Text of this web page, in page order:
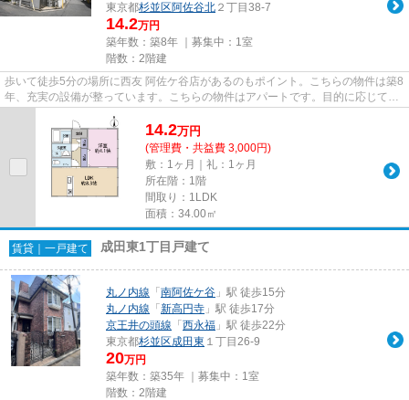
東京都杉並区阿佐谷北 ２丁目38-7
14.2万円
築年数：築8年 ｜募集中： 1室
階数：2階建
歩いて徒歩5分の場所に西友 阿佐ケ谷店があるのもポイント。こちらの物件は築8
年、充実の設備が整っています。こちらの物件はアパートです。目的に応じて駅
14.2万円
(管理費・共益費 3,000円)
敷：1ヶ月｜礼：1ヶ月
所在階：1階
間取り：1LDK
面積：34.00㎡
賃貸｜一戸建て 成田東1丁目戸建て
丸ノ内線 「 南阿佐ケ谷 」駅 徒歩15分
丸ノ内線 「 新高円寺 」駅 徒歩17分
京王井の頭線 「 西永福 」駅 徒歩22分
東京都杉並区成田東 １丁目26-9
20万円
築年数：築35年 ｜募集中： 1室
階数：2階建